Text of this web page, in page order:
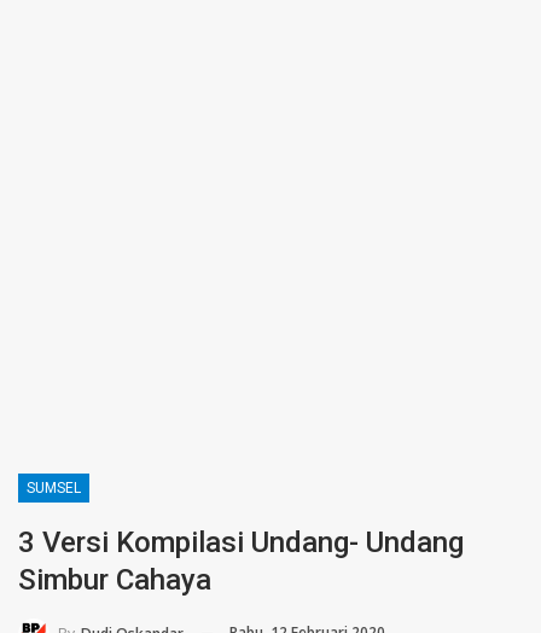
SUMSEL
3 Versi Kompilasi Undang- Undang
Simbur Cahaya